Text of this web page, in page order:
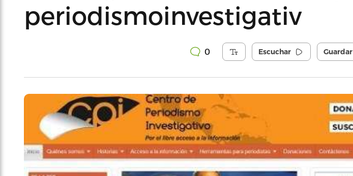
periodismoinvestigativ
0 Escuchar Guardar